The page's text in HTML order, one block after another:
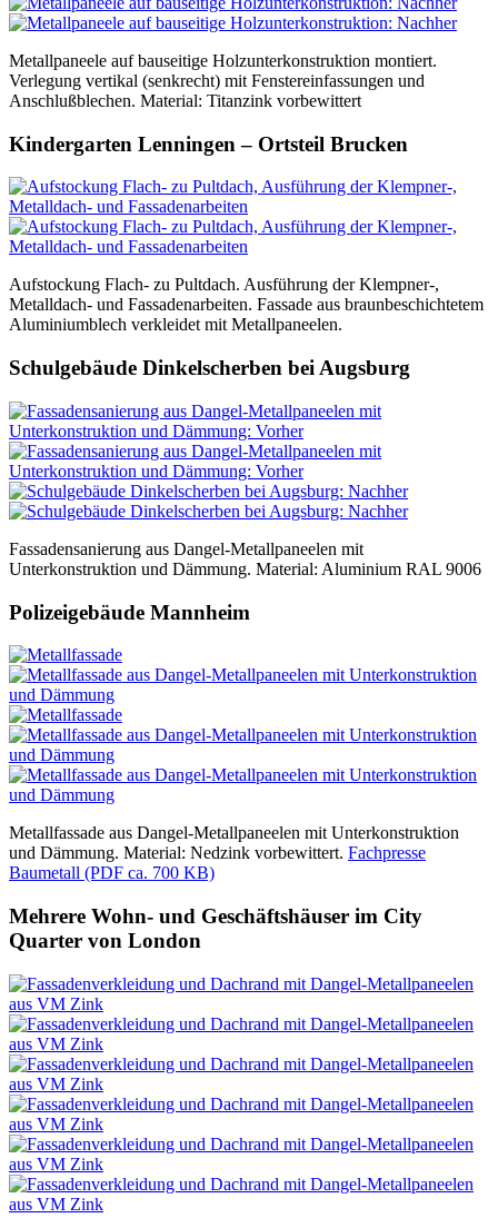
Metallpaneele auf bauseitige Holzunterkonstruktion montiert.
Verlegung vertikal (senkrecht) mit Fenstereinfassungen und
Anschlußblechen. Material: Titanzink vorbewittert
Kindergarten Lenningen – Ortsteil Brucken
Aufstockung Flach- zu Pultdach. Ausführung der Klempner-,
Metalldach- und Fassadenarbeiten. Fassade aus braunbeschichtetem
Aluminiumblech verkleidet mit Metallpaneelen.
Schulgebäude Dinkelscherben bei Augsburg
Fassadensanierung aus Dangel-Metallpaneelen mit
Unterkonstruktion und Dämmung. Material: Aluminium RAL 9006
Polizeigebäude Mannheim
Metallfassade aus Dangel-Metallpaneelen mit Unterkonstruktion
und Dämmung. Material: Nedzink vorbewittert. Fachpresse
Baumetall (PDF ca. 700 KB)
Mehrere Wohn- und Geschäftshäuser im City
Quarter von London